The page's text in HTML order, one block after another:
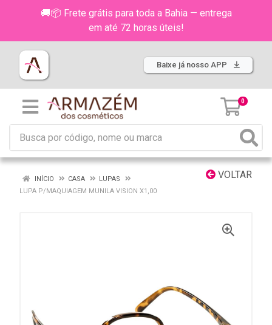
🚚📦 Frete grátis para toda a Bahia — entrega
em até 72 horas úteis!
Baixe já nosso APP
0
VOLTAR
INÍCIO CASA
LUPAS
LUPA P/MAQUIAGEM MUNILA VISION X1,00